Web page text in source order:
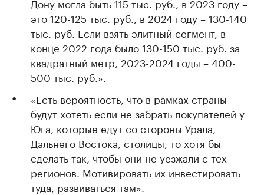
это 120-125 тыс. руб., в 2024 году – 130-140
тыс. руб. Если взять элитный сегмент, в
конце 2022 года было 130-150 тыс. руб. за
квадратный метр, 2023-2024 годы – 400-
500 тыс. руб.».
«Есть вероятность, что в рамках страны
будут хотеть если не забрать покупателей у
Юга, которые едут со стороны Урала,
Дальнего Востока, столицы, то хотя бы
сделать так, чтобы они не уезжали с тех
регионов. Мотивировать их инвестировать
туда, развиваться там».